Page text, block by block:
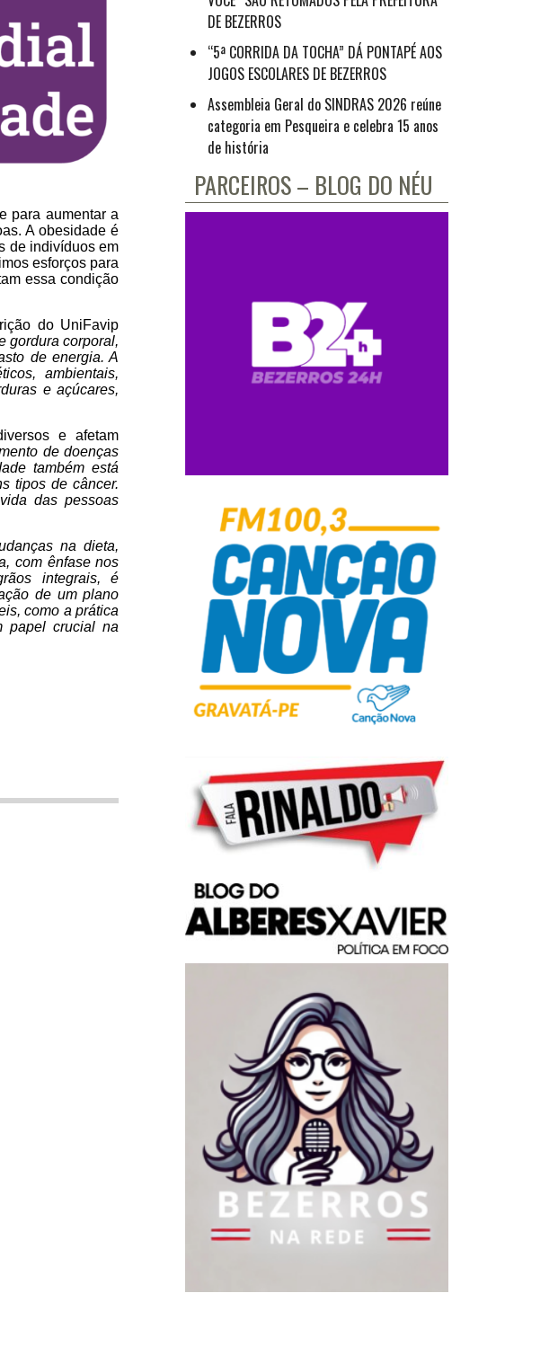
para aumentar a
A obesidade é
de indivíduos em
esforços para
essa condição
do UniFavip
gordura corporal,
de energia. A
ambientais,
e açúcares,
e afetam
de doenças
também está
tipos de câncer.
das pessoas
na dieta,
com ênfase nos
integrais, é
de um plano
como a prática
papel crucial na
DE BEZERROS
“5ª CORRIDA DA TOCHA” DÁ PONTAPÉ AOS
JOGOS ESCOLARES DE BEZERROS
Assembleia Geral do SINDRAS 2026 reúne
categoria em Pesqueira e celebra 15 anos
de história
PARCEIROS – BLOG DO NÉU